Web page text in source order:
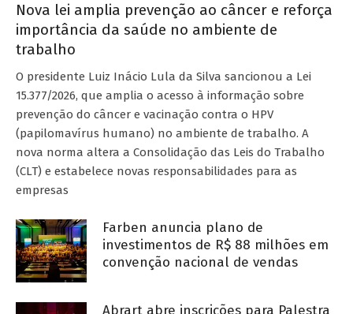
Nova lei amplia prevenção ao câncer e reforça
importância da saúde no ambiente de
trabalho
O presidente Luiz Inácio Lula da Silva sancionou a Lei
15.377/2026, que amplia o acesso à informação sobre
prevenção do câncer e vacinação contra o HPV
(papilomavírus humano) no ambiente de trabalho. A
nova norma altera a Consolidação das Leis do Trabalho
(CLT) e estabelece novas responsabilidades para as
empresas
Farben anuncia plano de
investimentos de R$ 88 milhões em
convenção nacional de vendas